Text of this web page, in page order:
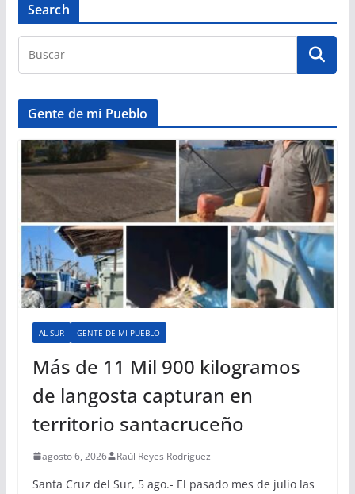
Search
Gente de mi Pueblo
AL SUR GENTE DE MI PUEBLO
Más de 11 Mil 900 kilogramos
de langosta capturan en
territorio santacruceño
agosto 6, 2026 Raúl Reyes Rodríguez
Santa Cruz del Sur, 5 ago.- El pasado mes de julio las